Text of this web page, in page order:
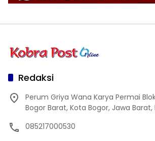
Redaksi
Perum Griya Wana Karya Permai
Bogor Barat, Kota Bogor, Jawa
085217000530